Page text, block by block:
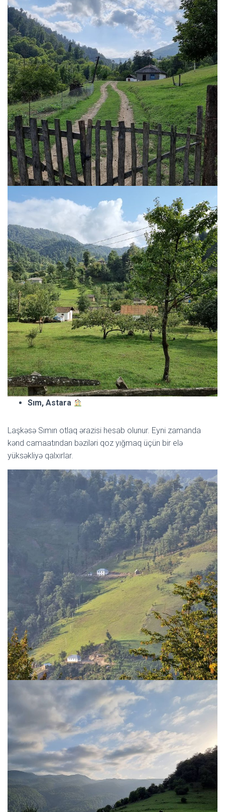
Sım, Astara
Laşkəsə Sımın otlaq ərazisi hesab olunur. Eyni zamanda
kənd camaatından bəziləri qoz yığmaq üçün bir elə
yüksəkliyə qalxırlar.